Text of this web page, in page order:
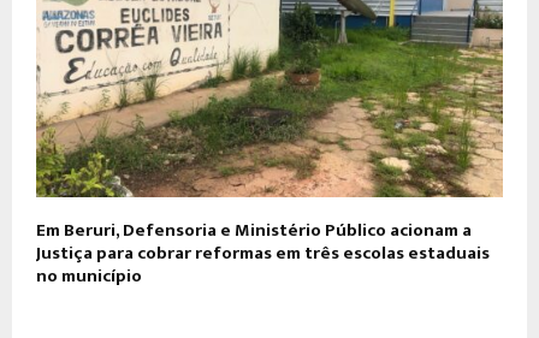
Em Beruri, Defensoria e Ministério Público acionam a
Justiça para cobrar reformas em três escolas estaduais
no município